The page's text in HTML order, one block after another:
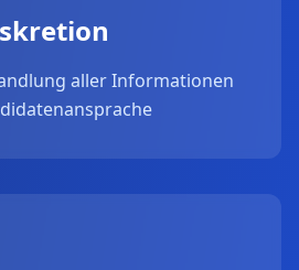
aller Informationen